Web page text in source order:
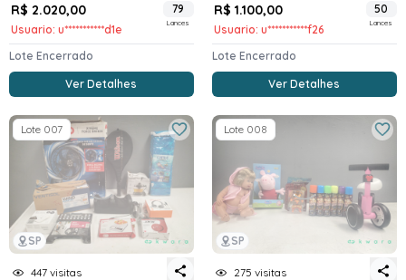
R$ 2.020,00
Usuario: u***********d1e
79
Lances
Lote Encerrado
Ver Detalhes
R$ 1.100,00
Usuario: u***********f26
50
Lances
Lote Encerrado
Ver Detalhes
SP
Lote 007
447 visitas
SP
Lote 008
275 visitas